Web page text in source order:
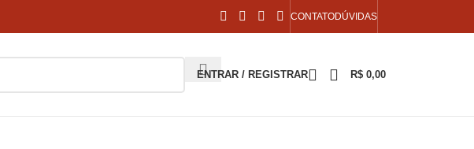
CONTATODÚVIDAS
ENTRAR / REGISTRAR R$ 0,00